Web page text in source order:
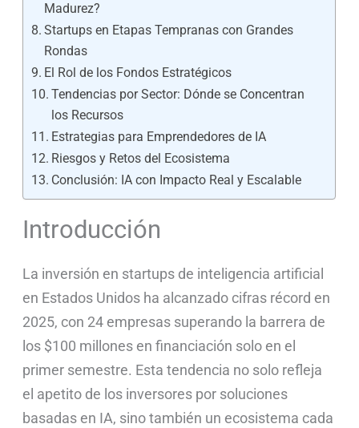
Madurez?
Startups en Etapas Tempranas con Grandes
Rondas
El Rol de los Fondos Estratégicos
Tendencias por Sector: Dónde se Concentran
los Recursos
Estrategias para Emprendedores de IA
Riesgos y Retos del Ecosistema
Conclusión: IA con Impacto Real y Escalable
Introducción
La inversión en startups de inteligencia artificial
en Estados Unidos ha alcanzado cifras récord en
2025, con 24 empresas superando la barrera de
los $100 millones en financiación solo en el
primer semestre. Esta tendencia no solo refleja
el apetito de los inversores por soluciones
basadas en IA, sino también un ecosistema cada